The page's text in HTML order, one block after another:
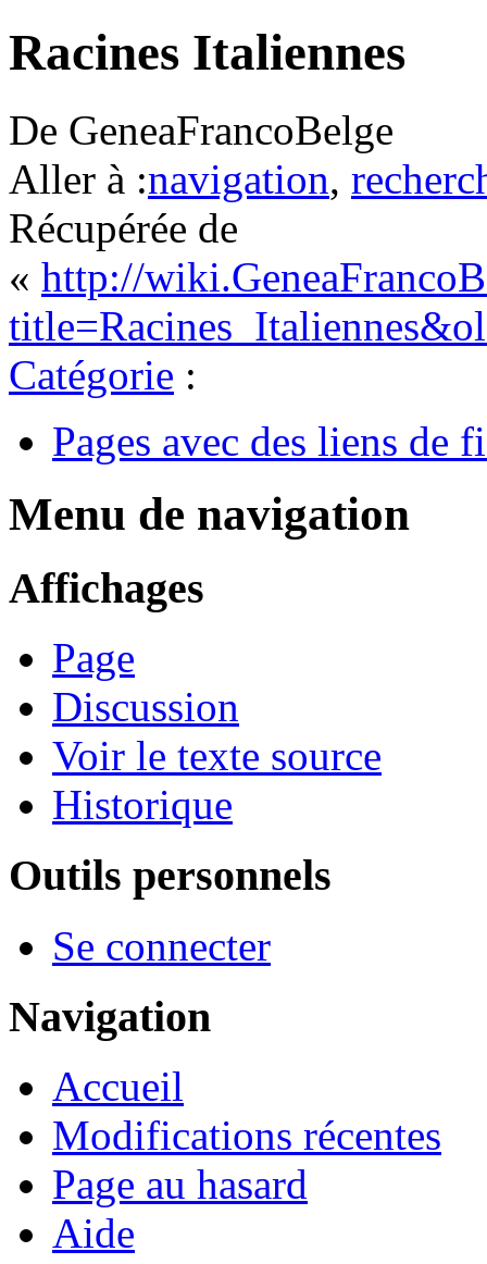
Racines Italiennes
De GeneaFrancoBelge
Aller à :navigation,
Récupérée de
« http://
Catégorie :
Pages avec des liens de
Menu de navigation
Affichages
Page
Discussion
Voir le texte source
Historique
Outils personnels
Se connecter
Navigation
Accueil
Modifications récentes
Page au hasard
Aide